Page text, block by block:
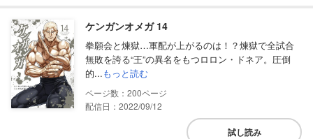
ケンガンオメガ 14
拳願会と煉獄…軍配が上がるのは！？煉獄で全試合
無敗を誇る“王”の異名をもつロロン・ドネア。圧倒
的...もっと読む
200
配信日：2022/09/12
試し読み